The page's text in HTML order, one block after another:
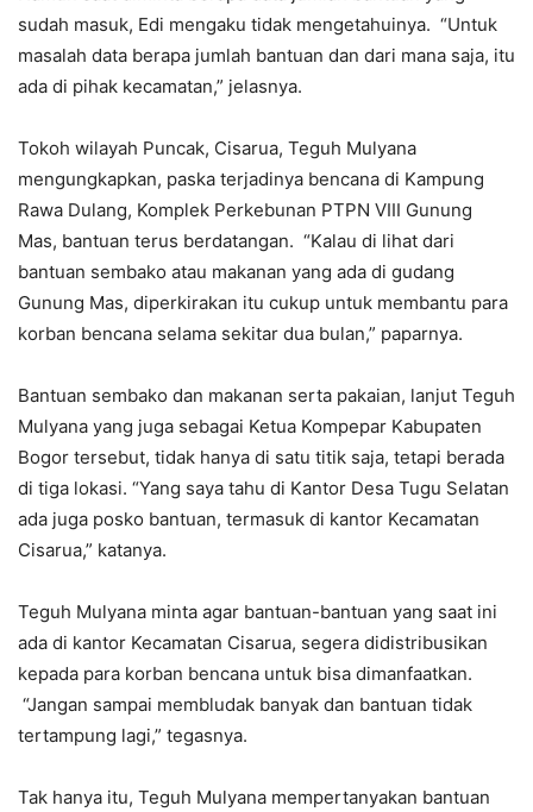
sudah masuk, Edi mengaku tidak mengetahuinya. “Untuk
masalah data berapa jumlah bantuan dan dari mana saja, itu
ada di pihak kecamatan,” jelasnya.
Tokoh wilayah Puncak, Cisarua, Teguh Mulyana
mengungkapkan, paska terjadinya bencana di Kampung
Rawa Dulang, Komplek Perkebunan PTPN VIII Gunung
Mas, bantuan terus berdatangan. “Kalau di lihat dari
bantuan sembako atau makanan yang ada di gudang
Gunung Mas, diperkirakan itu cukup untuk membantu para
korban bencana selama sekitar dua bulan,” paparnya.
Bantuan sembako dan makanan serta pakaian, lanjut Teguh
Mulyana yang juga sebagai Ketua Kompepar Kabupaten
Bogor tersebut, tidak hanya di satu titik saja, tetapi berada
di tiga lokasi. “Yang saya tahu di Kantor Desa Tugu Selatan
ada juga posko bantuan, termasuk di kantor Kecamatan
Cisarua,” katanya.
Teguh Mulyana minta agar bantuan-bantuan yang saat ini
ada di kantor Kecamatan Cisarua, segera didistribusikan
kepada para korban bencana untuk bisa dimanfaatkan.
“Jangan sampai membludak banyak dan bantuan tidak
tertampung lagi,” tegasnya.
Tak hanya itu, Teguh Mulyana mempertanyakan bantuan